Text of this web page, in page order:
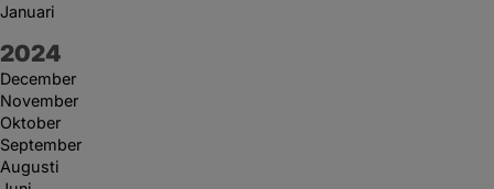
Januari
År:
2024
December
November
Oktober
September
Augusti